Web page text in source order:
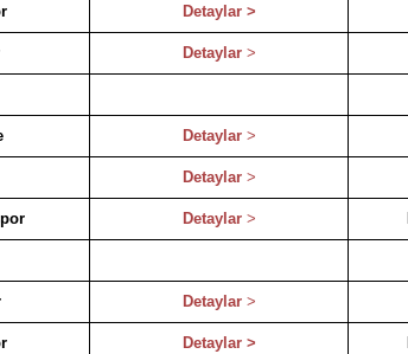
Detaylar >
Detaylar>
Detaylar>
Detaylar>
Detaylar>
Detaylar>
Detaylar >